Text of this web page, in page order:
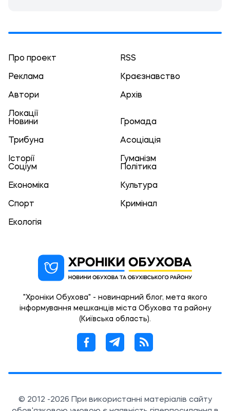
Про проект RSS
Реклама Краєзнавство
Автори Архів
Локації
Новини
Громада
Трибуна Асоціація
Історії
Гуманізм
Соціум
Політика
Економіка Культура
Спорт Кримінал
Екологія
"Хроніки Обухова" - новинарний блог, мета якого
інформування мешканців міста Обухова та району
(Київська область).
© 2012 -2026 При використанні матеріалів сайту